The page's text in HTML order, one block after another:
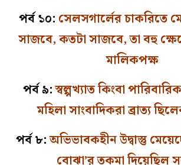
পর্ব ১০: সেলসগার্লের চাকরিতে
সাজবে, কতটা সাজবে, তা বহু
মালিকপক্ষ
পর্ব ৯:স্বল্পখ্যাত কিংবা
মহিলা সাংবাদিকরা ব্রাত্য
পর্ব ৮:অভিভাবকহীন উদ্বাস্তু
বোঝা’র তকমা দিয়েছিল